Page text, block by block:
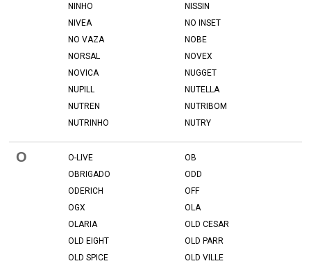
NINHO
NISSIN
NIVEA
NO INSET
NO VAZA
NOBE
NORSAL
NOVEX
NOVICA
NUGGET
NUPILL
NUTELLA
NUTREN
NUTRIBOM
NUTRINHO
NUTRY
O O-LIVE
OB
OBRIGADO
ODD
ODERICH
OFF
OGX
OLA
OLARIA
OLD CESAR
OLD EIGHT
OLD PARR
OLD SPICE
OLD VILLE